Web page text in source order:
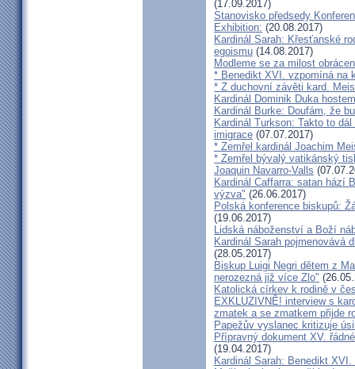
(17.09.2017)
Stanovisko předsedy
Exhibition: (20.08.2017)
Kardinál Sarah: Křesťanské
egoismu (14.08.2017)
Modleme se za milost
* Benedikt XVI. vzpomíná na
* Z duchovní závěti kard.
Kardinál Dominik Duka
Kardinál Burke: Doufám, že
Kardinál Turkson: Takto to
imigrace (07.07.2017)
* Zemřel kardinál Joachim
* Zemřel bývalý vatikánský
Joaquin Navarro-Valls
Kardinál Caffarra: satan hází
výzva" (26.06.2017)
Polská konference biskupů:
(19.06.2017)
Lidská náboženství a Boží
Kardinál Sarah pojmenovává
(28.05.2017)
Biskup Luigi Negri dětem z
nerozezná již více Zlo"
Katolická církev k rodině v
EXKLUZIVNĚ! interview s
zmatek a se zmatkem přijde
Papežův vyslanec kritizuje
Přípravný dokument XV.
(19.04.2017)
Kardinál Sarah: Benedikt